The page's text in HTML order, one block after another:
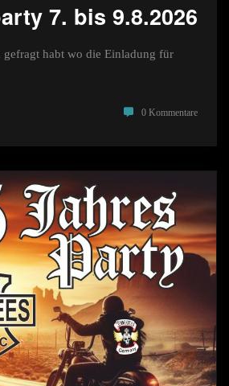
7. bis 9.8.2026
gefragt habt wo die Einladung für
0 Kommentare